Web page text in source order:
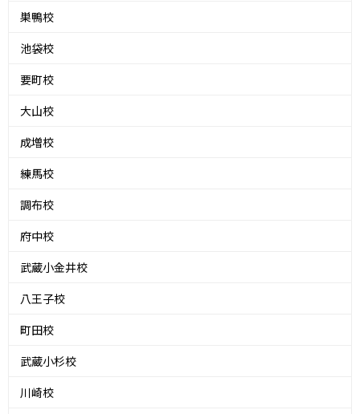
巣鴨校
池袋校
要町校
大山校
成増校
練馬校
調布校
府中校
武蔵小金井校
八王子校
町田校
武蔵小杉校
川崎校